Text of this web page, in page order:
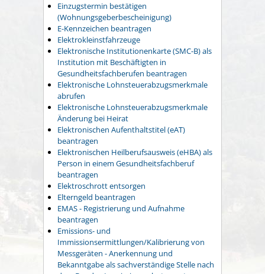
Einzugstermin bestätigen
(Wohnungsgeberbescheinigung)
E-Kennzeichen beantragen
Elektrokleinstfahrzeuge
Elektronische Institutionenkarte (SMC-B) als
Institution mit Beschäftigten in
Gesundheitsfachberufen beantragen
Elektronische Lohnsteuerabzugsmerkmale
abrufen
Elektronische Lohnsteuerabzugsmerkmale
Änderung bei Heirat
Elektronischen Aufenthaltstitel (eAT)
beantragen
Elektronischen Heilberufsausweis (eHBA) als
Person in einem Gesundheitsfachberuf
beantragen
Elektroschrott entsorgen
Elterngeld beantragen
EMAS - Registrierung und Aufnahme
beantragen
Emissions- und
Immissionsermittlungen/Kalibrierung von
Messgeräten - Anerkennung und
Bekanntgabe als sachverständige Stelle nach